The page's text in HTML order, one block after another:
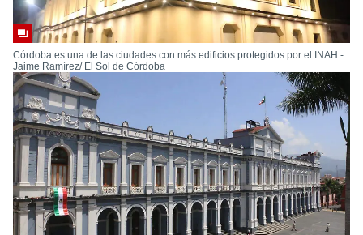
Córdoba es una de las ciudades con más edificios protegidos por el INAH -
Jaime Ramírez/ El Sol de Córdoba